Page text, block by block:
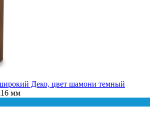
Деко, цвет шамони темный
мм